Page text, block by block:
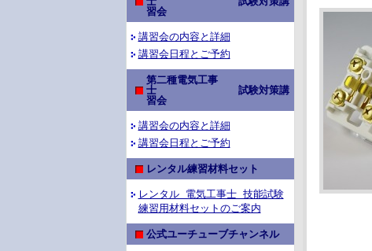
習会
講習会の内容と詳細
講習会日程とご予約
第二種電気工事
士 試験対策講
習会
講習会の内容と詳細
講習会日程とご予約
レンタル練習材料セット
レンタル 電気工事士 技能試験
練習用材料セットのご案内
公式ユーチューブチャンネル